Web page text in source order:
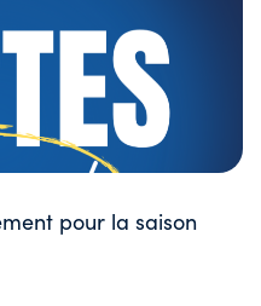
pour la saison